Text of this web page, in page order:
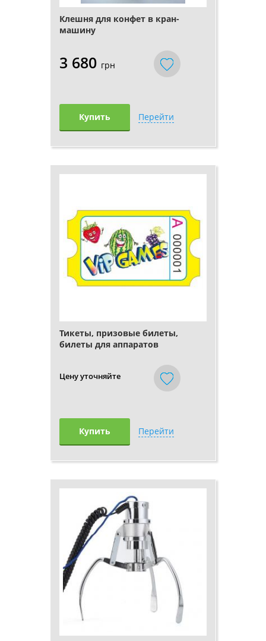
Клешня для конфет в кран-
машину
3 680 грн
Купить Перейти
Тикеты, призовые билеты,
билеты для аппаратов
Цену уточняйте
Купить Перейти